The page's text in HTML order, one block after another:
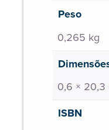
Peso
0,265 kg
0,6 × 20,3
ISBN